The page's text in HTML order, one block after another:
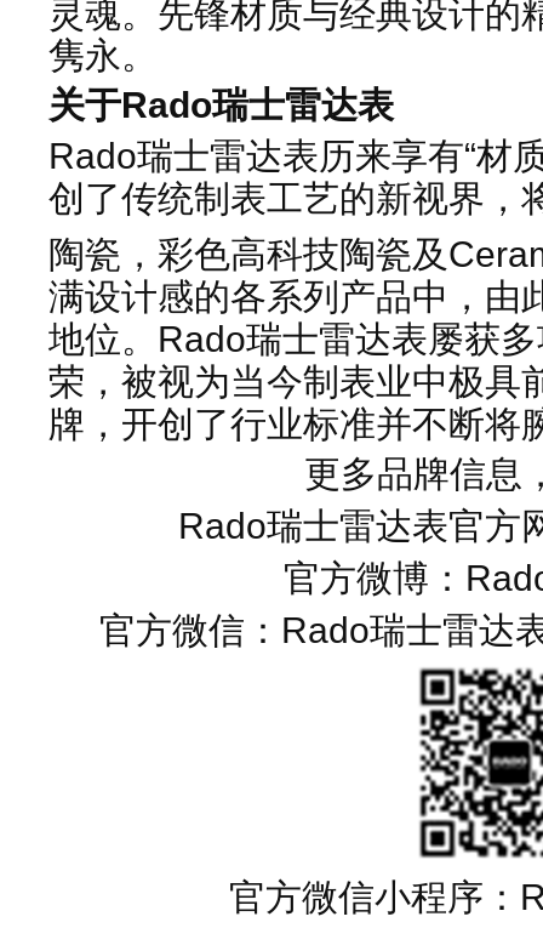
灵魂。先锋材质与经典设计的
隽永。
关于Rado瑞士雷达表
Rado瑞士雷达表历来享有“材
创了传统制表工艺的新视界，
陶瓷，彩色高科技陶瓷及
满设计感的各系列产品中，由
地位。Rado瑞士雷达表屡获
荣，被视为当今制表业中极具
牌，开创了行业标准并不断将
更多品牌信息
Rado瑞士雷达表官方
官方微博：
官方微信：Rado瑞士雷达
官方微信小程序：